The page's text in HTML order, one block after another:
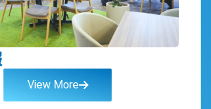
View More